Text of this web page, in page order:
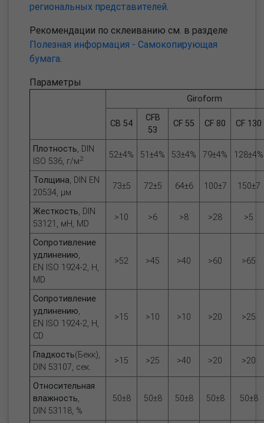
региональных представителей.
Рекомендации по склеиванию см. в разделе
Полезная информация - Самокопирующая
бумага.
Параметры
Giroform
CB 54
CFB
53
CF 55 CF 80 CF 130
Плотность, DIN
ISO 536, г/м2 52±4% 51±4% 53±4% 79±4% 128±4%
Толщина, DIN EN
20534, µм
73±5 72±5 64±6 100±7 150±7
Жесткость, DIN
53121, мН, MD
>10 >6 >8 >28 >5
Сопротивление
удлинению,
EN ISO 1924-2, Н,
MD
>52 >45 >40 >60 >65
Сопротивление
удлинению,
EN ISO 1924-2, Н,
CD
>15 >10 >10 >20 >25
Гладкость(Бекк),
DIN 53107, сек.
>15 >25 >40 >20 >20
Относительная
влажность,
DIN 53118, %
50±8 50±8 50±8 50±8 50±8